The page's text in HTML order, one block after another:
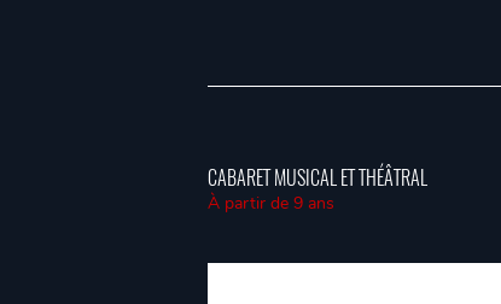
CABARET MUSICAL ET THÉÂTRAL
À partir de 9 ans